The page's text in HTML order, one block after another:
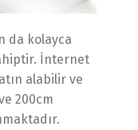
da kolayca
İnternet
alabilir ve
200cm